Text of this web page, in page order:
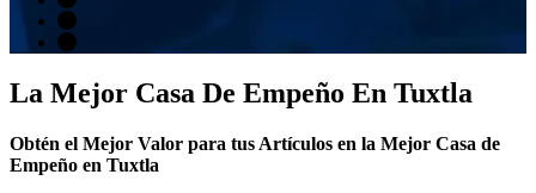
La Mejor Casa De Empeño En Tuxtla
Obtén el Mejor Valor para tus Artículos en la Mejor Casa de
Empeño en Tuxtla